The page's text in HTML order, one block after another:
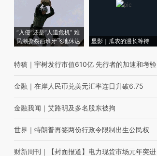
“入侵”还是“人道危机” 难
民潮撕裂西班牙飞地休达
显影｜瓜农的漫长等待
特稿 ｜ 宇树发行市值610亿 先行者的加速和考验
金融 ｜ 在岸人民币兑美元汇率连日升破6.75
金融我闻 ｜ 艾路明及多名股东被拘
世界 ｜ 特朗普再签两份行政令限制出生公民权
财新周刊 ｜ 【封面报道】电力现货市场元年突进